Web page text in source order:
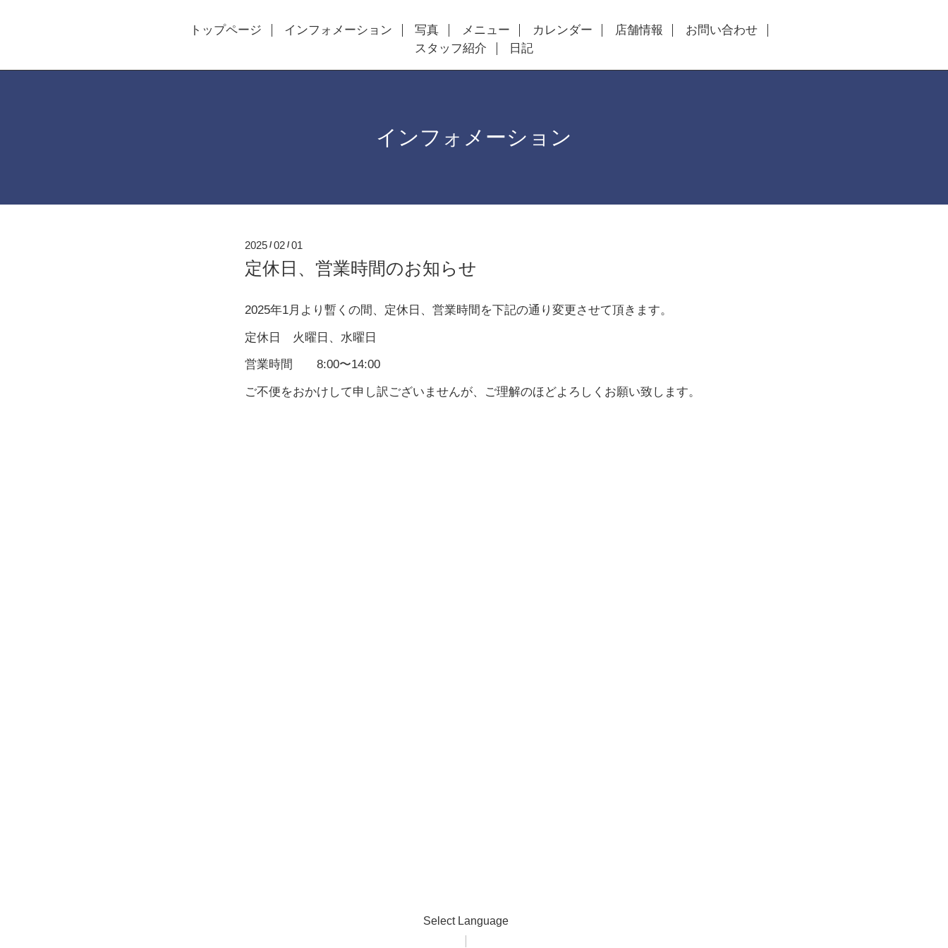
トップページ インフォメーション 写真 メニュー カレンダー 店舗情報
お問い合わせ
スタッフ紹介
日記
インフォメーション
2025 /02 /01
定休日、営業時間のお知らせ
2025年1月より暫くの間、定休日、営業時間を下記の通り変更させて頂きます。
定休日 火曜日、水曜日
営業時間 8:00〜14:00
ご不便をおかけして申し訳ございませんが、ご理解のほどよろしくお願い致します。
Select Language